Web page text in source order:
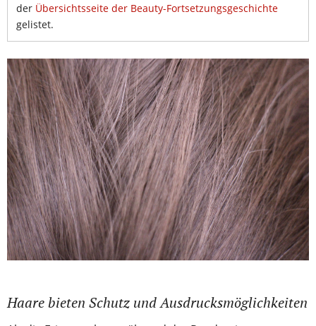
der Übersichtsseite der Beauty-Fortsetzungsgeschichte
gelistet.
Haare bieten Schutz und Ausdrucksmöglichkeiten